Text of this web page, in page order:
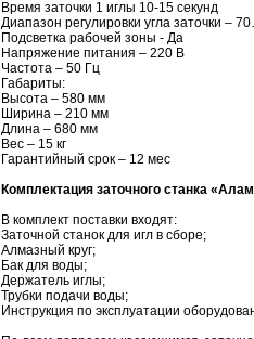
Время заточки 1 иглы 10-15 секунд
Диапазон регулировки угла заточки –
Подсветка рабочей зоны - Да
Напряжение питания – 220 В
Частота – 50 Гц
Габариты:
Высота – 580 мм
Ширина – 210 мм
Длина – 680 мм
Вес – 15 кг
Гарантийный срок – 12 мес
Комплектация заточного станка
В комплект поставки входят:
Заточной станок для игл в сборе;
Алмазный круг;
Бак для воды;
Держатель иглы;
Трубки подачи воды;
Инструкция по эксплуатации